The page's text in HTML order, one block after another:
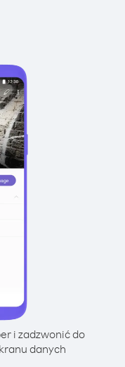
i zadzwonić do
danych